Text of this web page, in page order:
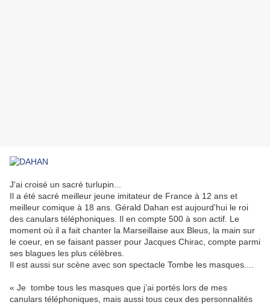
J'ai croisé un sacré turlupin...
Il a été sacré meilleur jeune imitateur de France à 12 ans et
meilleur comique à 18 ans. Gérald Dahan est aujourd'hui le roi
des canulars téléphoniques. Il en compte 500 à son actif. Le
moment où il a fait chanter la Marseillaise aux Bleus, la main sur
le coeur, en se faisant passer pour Jacques Chirac, compte parmi
ses blagues les plus célèbres.
Il est aussi sur scène avec son spectacle Tombe les masques....
« Je tombe tous les masques que j’ai portés lors de mes
canulars téléphoniques, mais aussi tous ceux des personnalités